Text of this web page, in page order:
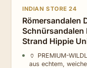
INDIAN STORE 24
Römersandalen
Strand Hippie
Urlaub (Dark
Erwachsene,
🏺 PREMIUM-
aus echtem,